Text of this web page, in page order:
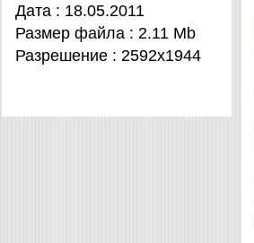
Дата : 18.05.2011
Размер файла : 2.11 Mb
Разрешение : 2592x1944